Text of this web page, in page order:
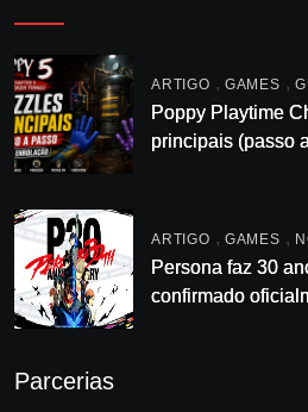
ARTIGO , GAMES ,
Poppy Playtime
principais (passo
ARTIGO , GAMES ,
Persona faz 30
confirmado
Parcerias